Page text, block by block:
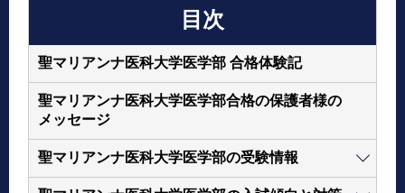
目次
聖マリアンナ医科大学医学部 合格体験記
聖マリアンナ医科大学医学部合格の保護者様の
メッセージ
聖マリアンナ医科大学医学部の受験情報